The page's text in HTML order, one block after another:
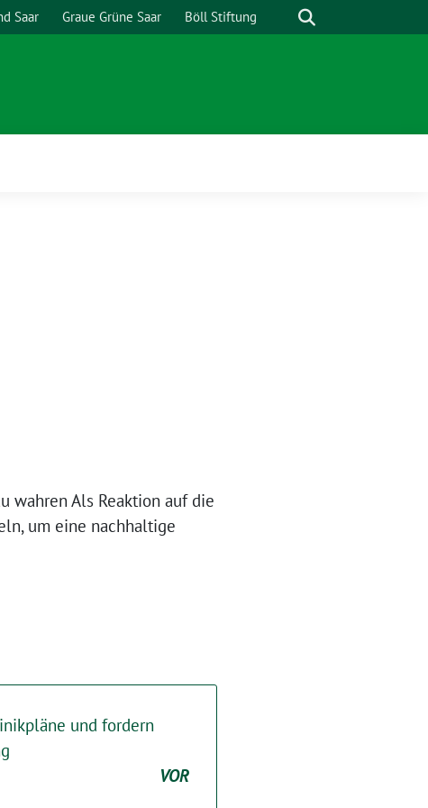
Saar Graue Grüne Saar Böll Stiftung Suche
wahren Als Reaktion auf die
um eine nachhaltige
und fordern
VOR